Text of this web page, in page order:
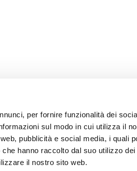
per fornire funzionalità dei
sul modo in cui utilizza il
pubblicità e social media, i quali
hanno raccolto dal suo utilizzo dei
il nostro sito web.